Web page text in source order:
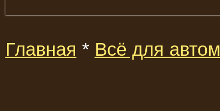
Главная * Всё для